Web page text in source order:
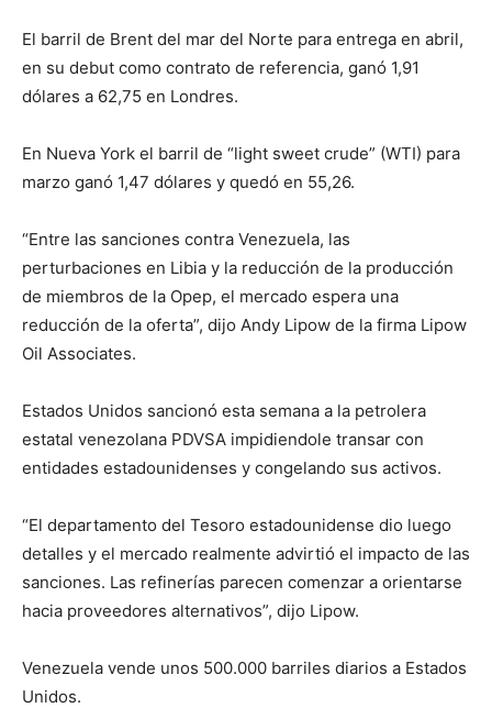
El barril de Brent del mar del Norte para entrega en abril,
en su debut como contrato de referencia, ganó 1,91
dólares a 62,75 en Londres.
En Nueva York el barril de “light sweet crude” (WTI) para
marzo ganó 1,47 dólares y quedó en 55,26.
“Entre las sanciones contra Venezuela, las
perturbaciones en Libia y la reducción de la producción
de miembros de la Opep, el mercado espera una
reducción de la oferta”, dijo Andy Lipow de la firma Lipow
Oil Associates.
Estados Unidos sancionó esta semana a la petrolera
estatal venezolana PDVSA impidiendole transar con
entidades estadounidenses y congelando sus activos.
“El departamento del Tesoro estadounidense dio luego
detalles y el mercado realmente advirtió el impacto de las
sanciones. Las refinerías parecen comenzar a orientarse
hacia proveedores alternativos”, dijo Lipow.
Venezuela vende unos 500.000 barriles diarios a Estados
Unidos.